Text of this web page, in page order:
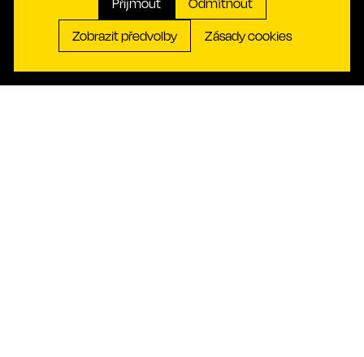
Naše síť Kontakt
Zobrazit předvolby
Zásady cookies